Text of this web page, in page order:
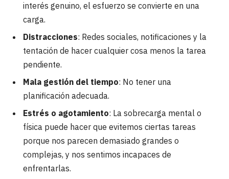
interés genuino, el esfuerzo se convierte en una
carga.
Distracciones: Redes sociales, notificaciones y la
tentación de hacer cualquier cosa menos la tarea
pendiente.
Mala gestión del tiempo: No tener una
planificación adecuada.
Estrés o agotamiento: La sobrecarga mental o
física puede hacer que evitemos ciertas tareas
porque nos parecen demasiado grandes o
complejas, y nos sentimos incapaces de
enfrentarlas.